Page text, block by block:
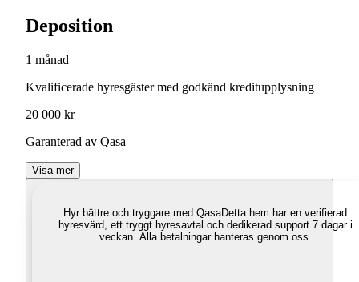
Deposition
1 månad
Kvalificerade hyresgäster med godkänd kreditupplysning
20 000 kr
Garanterad av Qasa
Visa mer
Hyr bättre och tryggare med QasaDetta hem har en verifierad
hyresvärd, ett tryggt hyresavtal och dedikerad support 7 dagar i
veckan. Alla betalningar hanteras genom oss.